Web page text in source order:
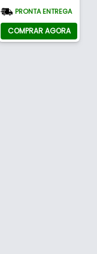
PRONTA ENTREGA
COMPRAR AGORA